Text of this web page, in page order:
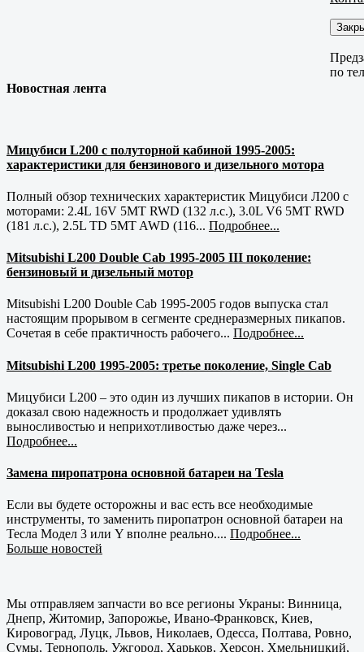
по
Новостная лента
Мицубиси L200 с полуторной кабиной 1995-2005:
характеристики для бензинового и дизельного мотора
Полный обзор технических характеристик Мицубиси Л200 с
моторами: 2.4L 16V 5MT RWD (132 л.с.), 3.0L V6 5MT RWD
(181 л.с.), 2.5L TD 5MT AWD (116... Подробнее...
Mitsubishi L200 Double Cab 1995-2005 III поколение:
бензиновый и дизельный мотор
Mitsubishi L200 Double Cab 1995-2005 годов выпуска стал
настоящим прорывом в сегменте среднеразмерных пикапов.
Сочетая в себе практичность рабочего... Подробнее...
Mitsubishi L200 1995-2005: третье поколение, Single Cab
Мицубиси L200 – это один из лучших пикапов в истории. Он
доказал свою надежность и продолжает удивлять
выносливостью и неприхотливостью даже через...
Подробнее...
Замена пиропатрона основной батареи на Tesla
Если вы будете осторожны и вас есть все необходимые
инструменты, то заменить пиропатрон основной батареи на
Тесла Модел 3 или Y вполне реально.... Подробнее...
Больше новостей
Мы отправляем запчасти во все регионы Украны: Винница,
Днепр, Житомир, Запорожье, Ивано-Франковск, Киев,
Кировоград, Луцк, Львов, Николаев, Одесса, Полтава, Ровно,
Сумы, Тернополь, Ужгород, Харьков, Херсон, Хмельницкий,